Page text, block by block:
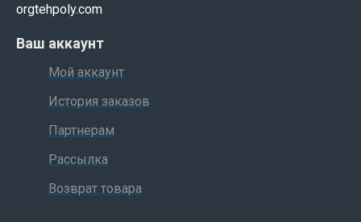
orgtehpoly.com
Ваш аккаунт
Мой аккаунт
История заказов
Партнерам
Рассылка
Возврат товара